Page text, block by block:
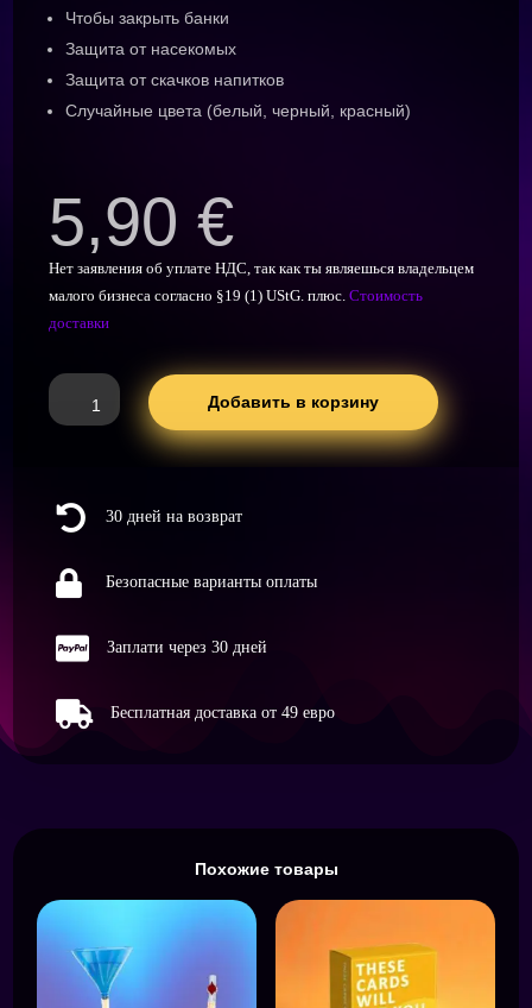
Чтобы закрыть банки
Защита от насекомых
Защита от скачков напитков
Случайные цвета (белый, черный, красный)
5,90€
Нет заявления об уплате НДС, так как ты являешься владельцем
малого бизнеса согласно §19 (1) UStG. плюс.Стоимость
доставки
Количество
товара
wiederverschließen,
Anti
Spiking,
Добавить в корзину
 30 дней на возврат
 Безопасные варианты оплаты
 Заплати через 30 дней
 Бесплатная доставка от 49 евро
Похожие товары